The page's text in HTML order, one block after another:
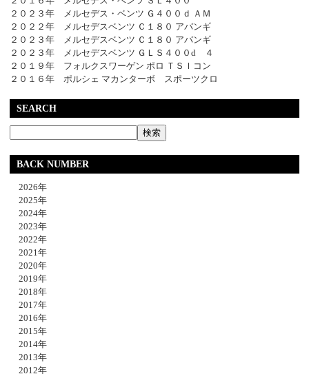
２０２３年 メルセデス・ベンツ Ｇ４００ｄ ＡＭ
２０２２年 メルセデスベンツ Ｃ１８０ アバンギ
２０２３年 メルセデスベンツ Ｃ１８０ アバンギ
２０２３年 メルセデスベンツ ＧＬＳ４００d ４
２０１９年 フォルクスワーゲン ポロ ＴＳＩコン
２０１６年 ポルシェ マカンターボ スポーツクロ
SEARCH
BACK NUMBER
2026年
2025年
2024年
2023年
2022年
2021年
2020年
2019年
2018年
2017年
2016年
2015年
2014年
2013年
2012年